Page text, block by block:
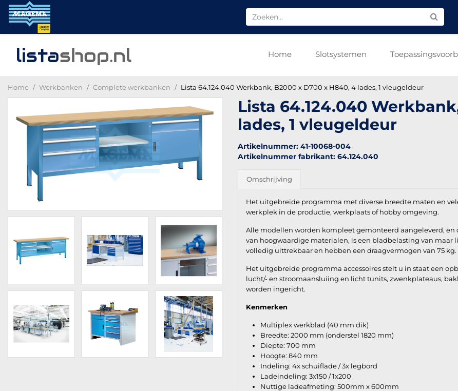
listashop.nl Home Slotsystemen
Home Werkbanken Complete werkbanken Lista 64.124.040 Werkbank, B2000 x D700 x H840, 4 lades, 1 vleugeldeur
Lista 64.124.040
lades, 1 vleugeldeur
Artikelnummer: 41-10068-004
Artikelnummer fabrikant: 64.124.040
Omschrijving
Het uitgebreide programma met diverse breedte maten en
werkplek in de productie, werkplaats of hobby omgeving.
Alle modellen worden kompleet gemonteerd aangeleverd,
van hoogwaardige materialen, is een bladbelasting van maar
volledig uittrekbaar en hebben een draagvermogen van 75 kg.
Het uitgebreide programma accessoires stelt u in staat een
lucht/- en stroomaansluiing en licht tunits, zwenkplateaus,
worden ingericht.
Kenmerken
Multiplex werkblad (40 mm dik)
Breedte: 2000 mm (onderstel 1820 mm)
Diepte: 700 mm
Hoogte: 840 mm
Indeling: 4x schuiflade / 3x legbord
Ladeindeling: 3x150 / 1x200
Nuttige ladeafmeting: 500mm x 600mm